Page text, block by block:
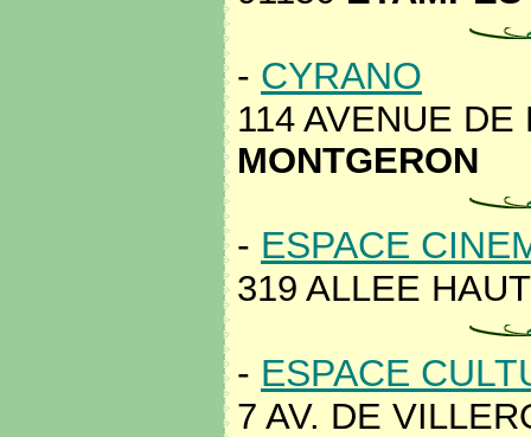
- CYRANO
114 AVENUE
MONTGERON
- ESPACE
319 ALLEE
- ESPACE
7 AV. DE